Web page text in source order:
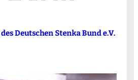
Deutschen Stenka Bund e.V.